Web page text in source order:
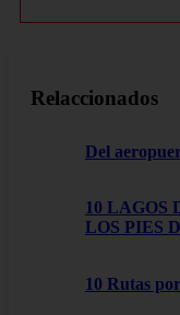
Relaccionados
Del
10 LAGOS
LOS PIES
10 Rutas